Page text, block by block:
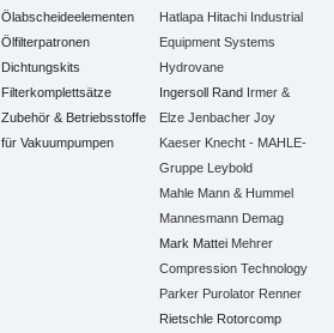
Ölabscheideelementen
Ölfilterpatronen
Dichtungskits
Filterkomplettsätze
Zubehör & Betriebsstoffe
für Vakuumpumpen
Hatlapa Hitachi Industrial
Equipment Systems
Hydrovane
Ingersoll Rand Irmer &
Elze Jenbacher Joy
Kaeser Knecht - MAHLE-
Gruppe Leybold
Mahle Mann & Hummel
Mannesmann Demag
Mark Mattei Mehrer
Compression Technology
Parker Purolator Renner
Rietschle Rotorcomp